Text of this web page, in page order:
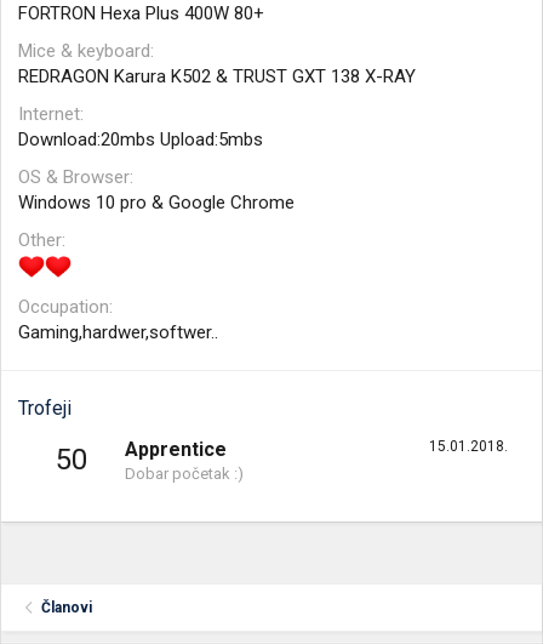
FORTRON Hexa Plus 400W 80+
Mice & keyboard
REDRAGON Karura K502 & TRUST GXT 138 X-RAY
Internet
Download:20mbs Upload:5mbs
OS & Browser
Windows 10 pro & Google Chrome
Other
Occupation
Gaming,hardwer,softwer..
Trofeji
50 15.01.2018.
Apprentice
Dobar početak :)
Članovi